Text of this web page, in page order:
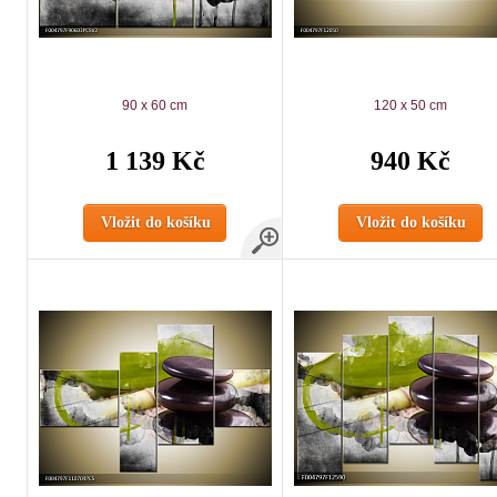
90 x 60 cm
1 139 Kč
Vložit do košíku
120 x 50 cm
940 Kč
Vložit do košíku